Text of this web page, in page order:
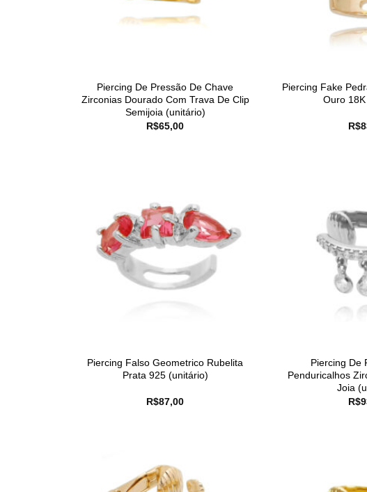
Piercing De Pressão De Chave
Zirconias Dourado Com Trava De Clip
Semijoia (unitário)
R$65,00
Piercing Fake
Ouro
R$
Piercing Falso Geometrico Rubelita
Prata 925 (unitário)
R$87,00
Piercing De
Penduricalhos
Joia
R$